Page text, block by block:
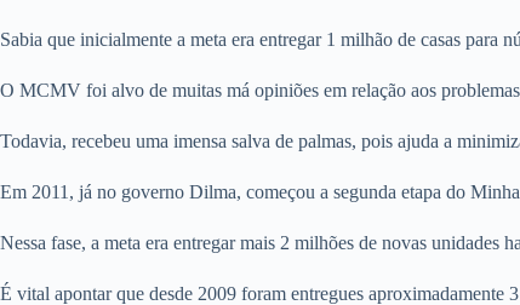
Sabia que inicialmente a meta era entregar 1 milhão de casas para
O MCMV foi alvo de muitas má opiniões em relação aos
Todavia, recebeu uma imensa salva de palmas, pois ajuda a
Em 2011, já no governo Dilma, começou a segunda etapa do
Nessa fase, a meta era entregar mais 2 milhões de novas unidades
É vital apontar que desde 2009 foram entregues aproximadamente